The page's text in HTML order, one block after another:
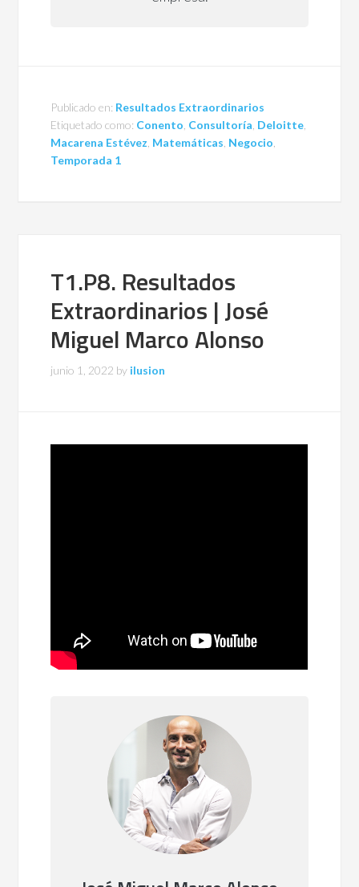
Publicado en: Resultados Extraordinarios
Etiquetado como: Conento Consultoría Deloitte
Macarena Estévez Matemáticas Negocio
Temporada 1
T1.P8. Resultados
Extraordinarios | José
Miguel Marco Alonso
junio 1, 2022 by ilusion